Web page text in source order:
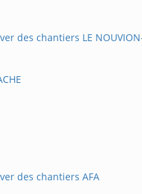
des chantiers LE
des chantiers AFA